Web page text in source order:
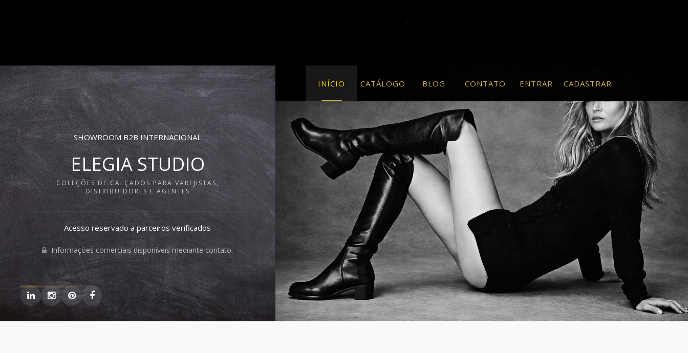
SHOWROOM B2B INTERNACIONAL
ELEGIA STUDIO
COLEÇÕES DE CALÇADOS PARA VAREJISTAS,
DISTRIBUIDORES E AGENTES
Acesso reservado a parceiros verificados
Informações comerciais disponíveis mediante contato.
INÍCIO CATÁLOGO BLOG CONTATO ENTRAR CADASTRAR